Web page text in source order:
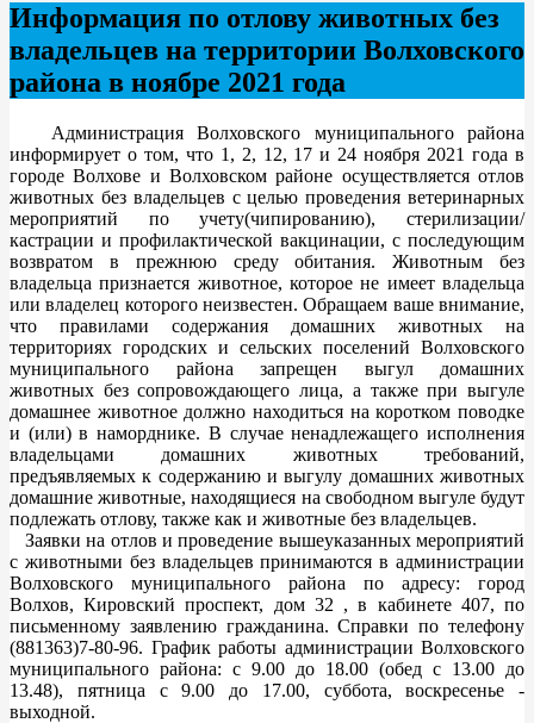
Информация по отлову животных без
владельцев на территории Волховского
района в ноябре 2021 года
Администрация Волховского муниципального района
информирует о том, что 1, 2, 12, 17 и 24 ноября 2021 года в
городе Волхове и Волховском районе осуществляется отлов
животных без владельцев с целью проведения ветеринарных
мероприятий по учету(чипированию), стерилизации/
кастрации и профилактической вакцинации, с последующим
возвратом в прежнюю среду обитания. Животным без
владельца признается животное, которое не имеет владельца
или владелец которого неизвестен. Обращаем ваше внимание,
что правилами содержания домашних животных на
территориях городских и сельских поселений Волховского
муниципального района запрещен выгул домашних
животных без сопровождающего лица, а также при выгуле
домашнее животное должно находиться на коротком поводке
и (или) в наморднике. В случае ненадлежащего исполнения
владельцами домашних животных требований,
предъявляемых к содержанию и выгулу домашних животных
домашние животные, находящиеся на свободном выгуле будут
подлежать отлову, также как и животные без владельцев.
Заявки на отлов и проведение вышеуказанных мероприятий
с животными без владельцев принимаются в администрации
Волховского муниципального района по адресу: город
Волхов, Кировский проспект, дом 32 , в кабинете 407, по
письменному заявлению гражданина. Справки по телефону
(881363)7-80-96. График работы администрации Волховского
муниципального района: с 9.00 до 18.00 (обед с 13.00 до
13.48), пятница с 9.00 до 17.00, суббота, воскресенье -
выходной.